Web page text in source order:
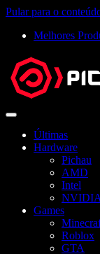
Pular para o
Melhores
Abrir
Últimas
Hardware
Pichau
AMD
Intel
NVIDIA
Games
Roblox
GTA